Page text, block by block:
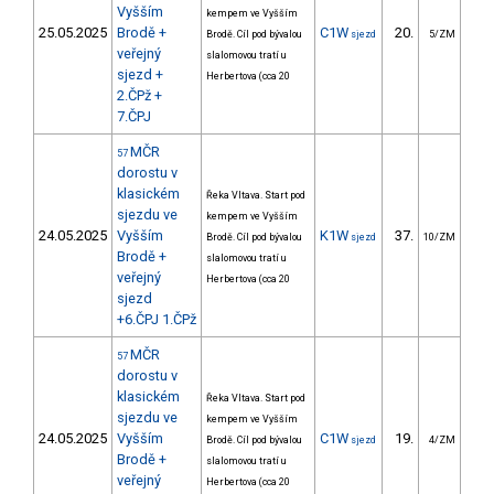
25.05.2025
Vyšším
Brodě +
veřejný
sjezd +
2.ČPž +
7.ČPJ
kempem ve Vyšším
Brodě. Cíl pod bývalou
slalomovou tratí u
Herbertova (cca 20
C1W sjezd 20. 5/ZM
24.05.2025
57 MČR
dorostu v
klasickém
sjezdu ve
Vyšším
Brodě +
veřejný
sjezd
+6.ČPJ 1.ČPž
Řeka Vltava. Start pod
kempem ve Vyšším
Brodě. Cíl pod bývalou
slalomovou tratí u
Herbertova (cca 20
K1W sjezd 37. 10/ZM
24.05.2025
57 MČR
dorostu v
klasickém
sjezdu ve
Vyšším
Brodě +
veřejný
Řeka Vltava. Start pod
kempem ve Vyšším
Brodě. Cíl pod bývalou
slalomovou tratí u
Herbertova (cca 20
C1W sjezd 19. 4/ZM